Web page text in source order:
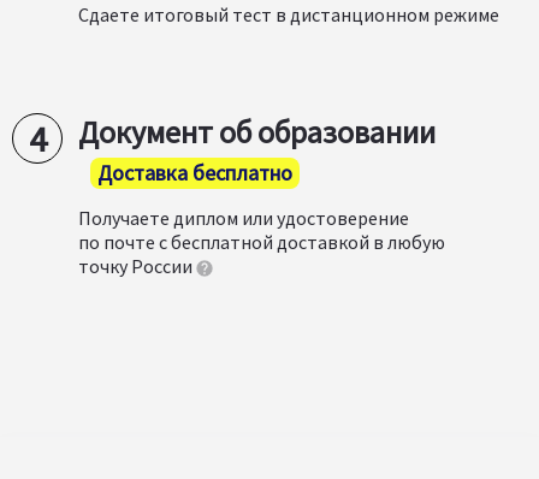
Сдаете итоговый тест в дистанционном режиме
Документ об образовании
Доставка бесплатно
Получаете диплом или удостоверение
по почте с бесплатной доставкой в любую
точку России